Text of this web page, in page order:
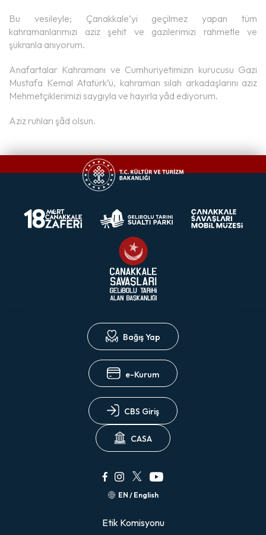
Bu vesileyle; Çanakkale’yi geçilmez yapan tüm
kahramanlarımızı aziz şehit ve gazilerimizi rahmetle ve
şükranla anıyorum.
Anafartalar Kahramanı ve Cumhuriyetimizin kurucusu Gazi
Mustafa Kemal Atatürk’ü, kahraman silah arkadaşlarını aziz
Mehmetçiklerimizi saygıyla ve hayırla yâd ediyorum.
Aziz ruhları şâd olsun.
Bağış Yap
e-Kurum
CBS Giriş
CASA
Etik Komisyonu
EN / English